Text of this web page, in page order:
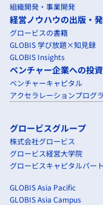
組織開発・事業開発
経営ノウハウの出版・
グロービスの書籍
GLOBIS 学び放題×知見録
GLOBIS Insights
ベンチャー企業への投資
ベンチャーキャピタル
アクセラレーションプログ
グロービスグループ
株式会社グロービス
グロービス経営大学院
グロービスキャピタルパー
GLOBIS Asia Pacific
GLOBIS Asia Campus